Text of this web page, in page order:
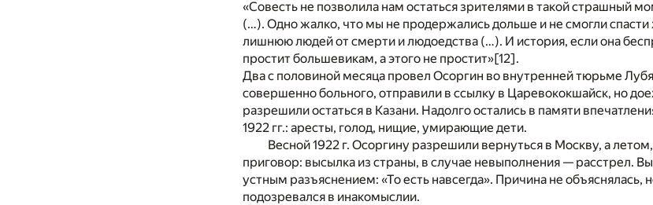
«Совесть не позволила нам остаться зрителями в такой страшный
(…). Одно жалко, что мы не продержались дольше и не смогли спасти
лишнюю людей от смерти и людоедства (…). И история, если она
простит большевикам, а этого не простит»[12].
Два с половиной месяца провел Осоргин во внутренней тюрьме
совершенно больного, отправили в ссылку в Царевококшайск, но
разрешили остаться в Казани. Надолго остались в памяти
1922 гг.: аресты, голод, нищие, умирающие дети.
Весной 1922 г. Осоргину разрешили вернуться в Москву, а
приговор: высылка из страны, в случае невыполнения — расстрел.
устным разъяснением: «То есть навсегда». Причина не объяснялась,
подозревался в инакомыслии.